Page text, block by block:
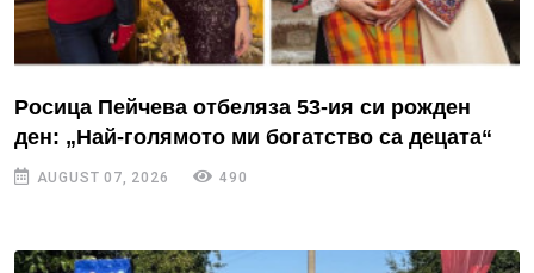
Росица Пейчева отбеляза 53-ия си рожден
ден: „Най-голямото ми богатство са децата“
AUGUST 07, 2026 490